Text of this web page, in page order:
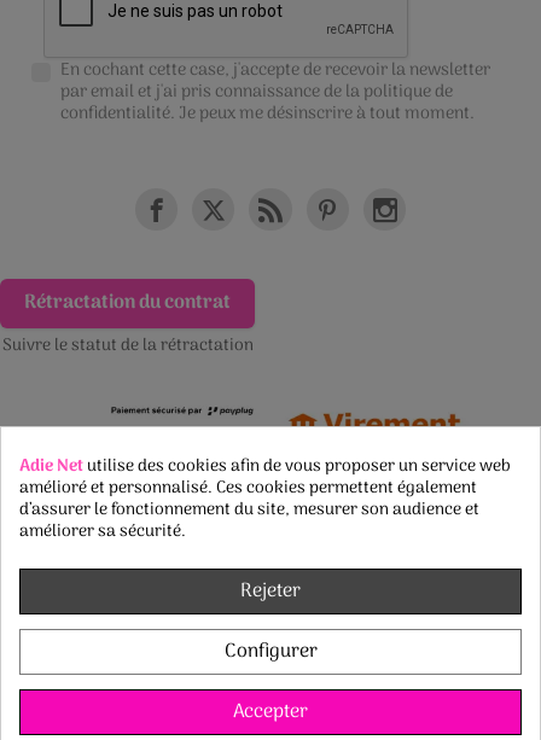
En cochant cette case, j'accepte de recevoir la newsletter
par email et j'ai pris connaissance de lapolitique de
confidentialité. Je peux me désinscrire à tout moment.
Rétractation du contrat
Suivre le statut de la rétractation
Adie Netutilise des cookies afin de vous proposer un service web
amélioré et personnalisé. Ces cookies permettent également
d’assurer le fonctionnement du site, mesurer son audience et
améliorer sa sécurité.
Rejeter
Configurer
Accepter